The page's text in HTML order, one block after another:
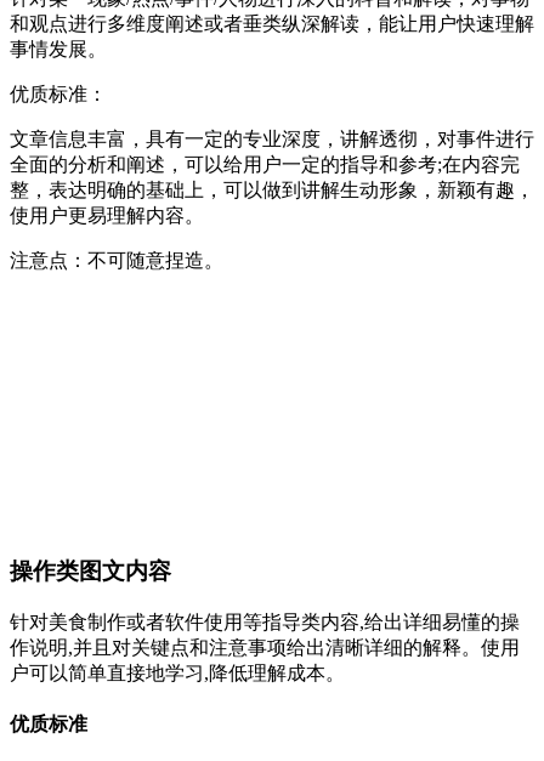
和观点进行多维度阐述或者垂类纵深解读，能让用户快速理解
事情发展。
优质标准：
文章信息丰富，具有一定的专业深度，讲解透彻，对事件进行
全面的分析和阐述，可以给用户一定的指导和参考;在内容完
整，表达明确的基础上，可以做到讲解生动形象，新颖有趣，
使用户更易理解内容。
注意点：不可随意捏造。
操作类图文内容
针对美食制作或者软件使用等指导类内容,给出详细易懂的操
作说明,并且对关键点和注意事项给出清晰详细的解释。使用
户可以简单直接地学习,降低理解成本。
优质标准